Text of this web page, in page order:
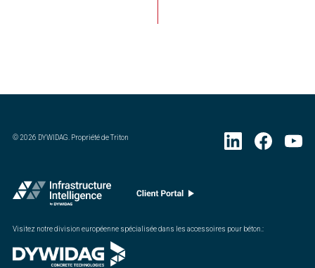
©2026 DYWIDAG. Propriété de Triton
Visitez notre division européenne spécialisée dans les accessoires pour béton. :